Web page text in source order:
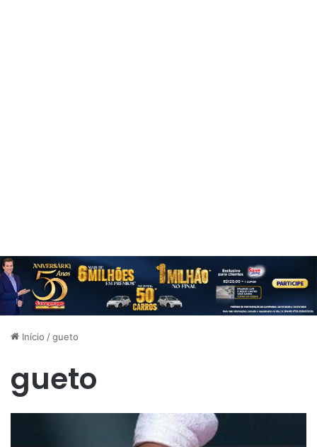
Início /gueto
gueto